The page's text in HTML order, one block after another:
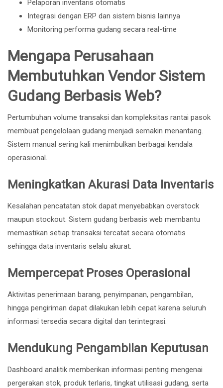
Pelaporan inventaris otomatis
Integrasi dengan ERP dan sistem bisnis lainnya
Monitoring performa gudang secara real-time
Mengapa Perusahaan
Membutuhkan Vendor Sistem
Gudang Berbasis Web?
Pertumbuhan volume transaksi dan kompleksitas rantai pasok
membuat pengelolaan gudang menjadi semakin menantang.
Sistem manual sering kali menimbulkan berbagai kendala
operasional.
Meningkatkan Akurasi Data Inventaris
Kesalahan pencatatan stok dapat menyebabkan overstock
maupun stockout. Sistem gudang berbasis web membantu
memastikan setiap transaksi tercatat secara otomatis
sehingga data inventaris selalu akurat.
Mempercepat Proses Operasional
Aktivitas penerimaan barang, penyimpanan, pengambilan,
hingga pengiriman dapat dilakukan lebih cepat karena seluruh
informasi tersedia secara digital dan terintegrasi.
Mendukung Pengambilan Keputusan
Dashboard analitik memberikan informasi penting mengenai
pergerakan stok, produk terlaris, tingkat utilisasi gudang, serta